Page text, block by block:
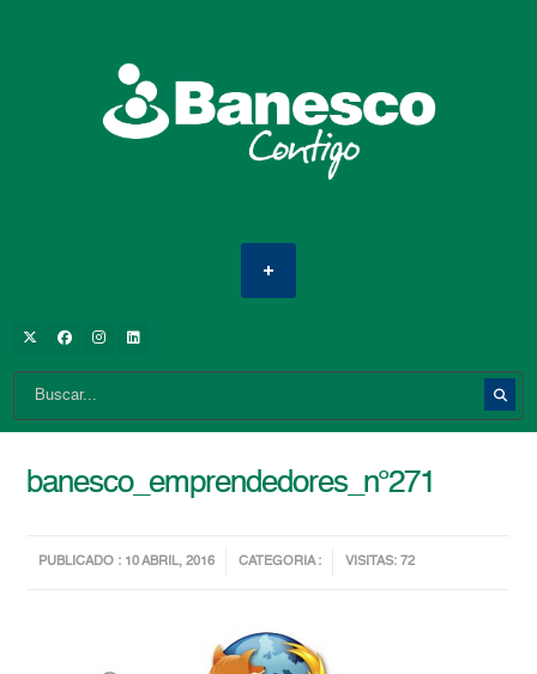
banesco_emprendedores_n°271
PUBLICADO : 10 ABRIL, 2016 CATEGORIA : VISITAS: 72